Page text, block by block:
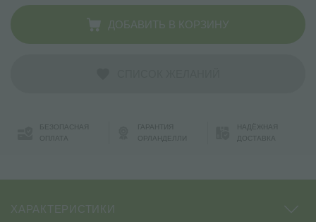
ДОБАВИТЬ В КОРЗИНУ
БЕЗОПАСНАЯ
ОПЛАТА
ГАРАНТИЯ
ОРЛАНДЕЛЛИ
НАДЁЖНАЯ
ДОСТАВКА
ХАРАКТЕРИСТИКИ